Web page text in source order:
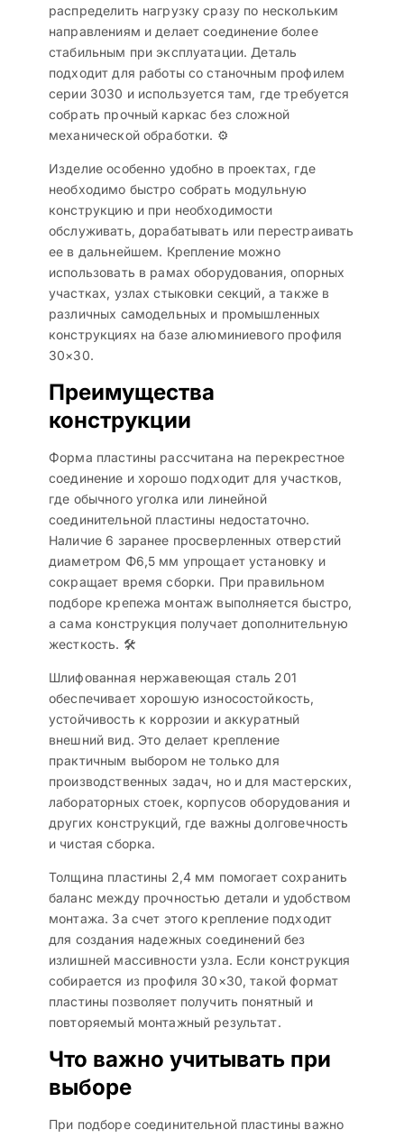
распределить нагрузку сразу по нескольким
направлениям и делает соединение более
стабильным при эксплуатации. Деталь
подходит для работы со станочным профилем
серии 3030 и используется там, где требуется
собрать прочный каркас без сложной
механической обработки. ⚙️
Изделие особенно удобно в проектах, где
необходимо быстро собрать модульную
конструкцию и при необходимости
обслуживать, дорабатывать или перестраивать
ее в дальнейшем. Крепление можно
использовать в рамах оборудования, опорных
участках, узлах стыковки секций, а также в
различных самодельных и промышленных
конструкциях на базе алюминиевого профиля
30×30.
Преимущества
конструкции
Форма пластины рассчитана на перекрестное
соединение и хорошо подходит для участков,
где обычного уголка или линейной
соединительной пластины недостаточно.
Наличие 6 заранее просверленных отверстий
диаметром Φ6,5 мм упрощает установку и
сокращает время сборки. При правильном
подборе крепежа монтаж выполняется быстро,
а сама конструкция получает дополнительную
жесткость. 🛠️
Шлифованная нержавеющая сталь 201
обеспечивает хорошую износостойкость,
устойчивость к коррозии и аккуратный
внешний вид. Это делает крепление
практичным выбором не только для
производственных задач, но и для мастерских,
лабораторных стоек, корпусов оборудования и
других конструкций, где важны долговечность
и чистая сборка.
Толщина пластины 2,4 мм помогает сохранить
баланс между прочностью детали и удобством
монтажа. За счет этого крепление подходит
для создания надежных соединений без
излишней массивности узла. Если конструкция
собирается из профиля 30×30, такой формат
пластины позволяет получить понятный и
повторяемый монтажный результат.
Что важно учитывать при
выборе
При подборе соединительной пластины важно